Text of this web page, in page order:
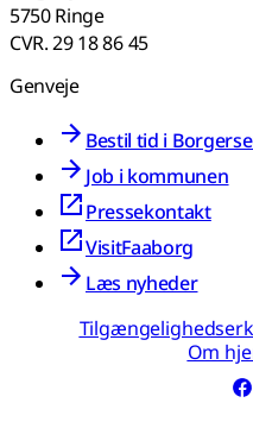
5750 Ringe
CVR. 29 18 86 45
Genveje
Bestil tid i
Job i kommunen
Pressekontakt
VisitFaaborg
Læs nyheder
Om